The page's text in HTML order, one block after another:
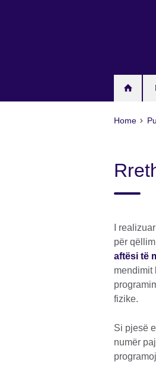
Home
I
për
aftësi të
mendimit
fizike.
Si pjesë
numër